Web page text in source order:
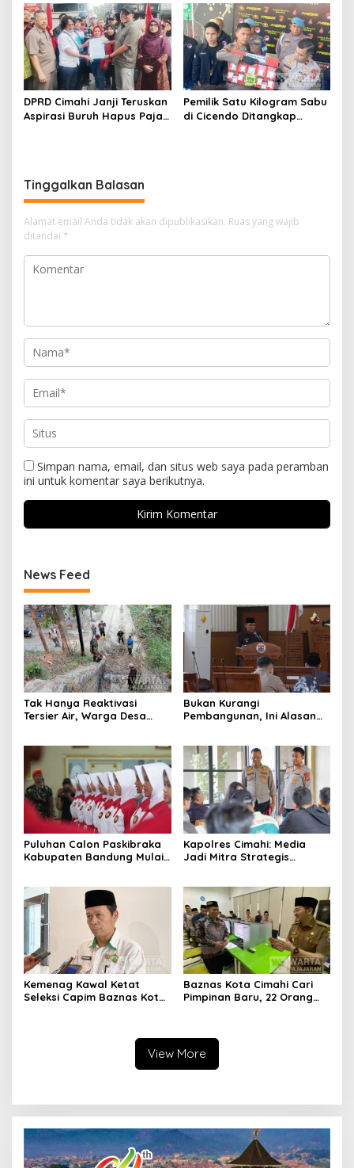
Siap Tampung Dua Ribu
Siswa
Rebranding RSUD Cibabat
DPRD Cimahi Janji Teruskan
Aspirasi Buruh Hapus Pajak
Pemilik Satu Kilogram Sabu
di Cicendo Ditangkap
Tinggalkan Balasan
Alamat email Anda tidak akan dipublikasikan. Ruas yang wajib
ditandai *
Simpan nama, email, dan situs web saya pada peramban
ini untuk komentar saya berikutnya.
News Feed
Tak Hanya Reaktivasi
Tersier Air, Warga Desa
Bukan Kurangi
Pembangunan, Ini Alasan
Daerah
Puluhan Calon Paskibraka
Kabupaten Bandung Mulai
Kapolres Cimahi: Media
Jadi Mitra Strategis
Kemenag Kawal Ketat
Seleksi Capim Baznas Kota
Baznas Kota Cimahi Cari
Pimpinan Baru, 22 Orang
View More